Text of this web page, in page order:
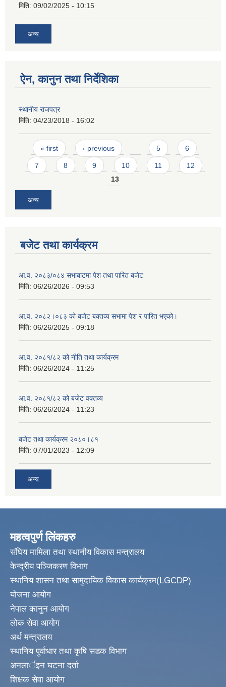
मिति: 09/02/2025 - 10:15
अन्य
ऐन, कानुन तथा निर्देशिका
स्थानीय राजपत्र
मिति: 04/23/2018 - 16:02
Pages
« first ‹ previous … 5 6
7 8 9 10 11
12
13
अन्य
बजेट तथा कार्यक्रम
आ.व. २०८३/०८४ सभाबाटमा पेश तथा पारित बजेट
मिति: 06/26/2026 - 09:53
आ‍.व. २०८२।०८३ को बजेट बक्तव्य सभामा पेश र पारित भएको।
मिति: 06/26/2025 - 09:18
आ.व. २०८१/८२ को नीति तथा कार्यक्रम
मिति: 06/26/2024 - 11:25
आ.व. २०८१/८२ को बजेट वक्तव्य
मिति: 06/26/2024 - 11:23
बजेट तथा कार्यक्रम २०८०।८१
मिति: 07/01/2023 - 12:09
अन्य
महत्वपुर्ण लिंकहरु
संघिय मामिला तथा स्थानीय विकास मन्त्रालय
केन्द्रीय पञ्जिकरण विभाग
स्थानिय शासन तथा सामुदायिक विकास कार्यक्रम(LGCDP)
योजना आयोग
नेपाल कानुन आयोग
लोक सेवा आयोग
अर्थ मन्त्रालय
स्थानिय पुर्वाधार तथा कृषि सडक विभाग
अनलार्इन घटना दर्ता
शिक्षक सेवा आयोग